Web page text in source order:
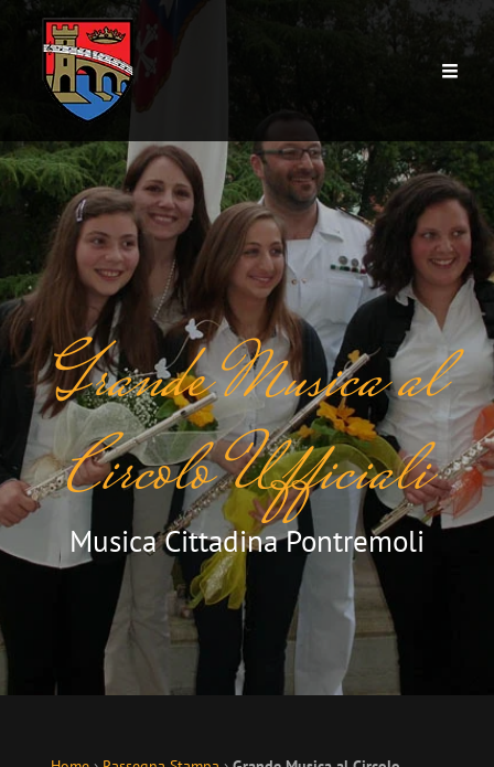
Grande Musica al
Circolo Ufficiali
Musica Cittadina Pontremoli